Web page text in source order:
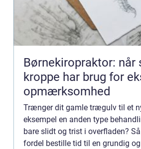
Børnekiropraktor: når
kroppe har brug for
opmærksomhed
Trænger dit gamle trægulv til et
eksempel en anden type
bare slidt og trist i overfladen?
fordel bestille tid til en grundig